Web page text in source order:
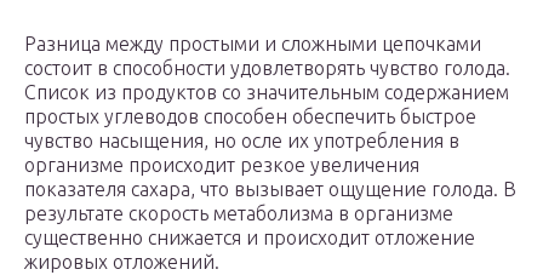
Разница между простыми и сложными цепочками
состоит в способности удовлетворять чувство голода.
Список из продуктов со значительным содержанием
простых углеводов способен обеспечить быстрое
чувство насыщения, но осле их употребления в
организме происходит резкое увеличения
показателя сахара, что вызывает ощущение голода. В
результате скорость метаболизма в организме
существенно снижается и происходит отложение
жировых отложений.